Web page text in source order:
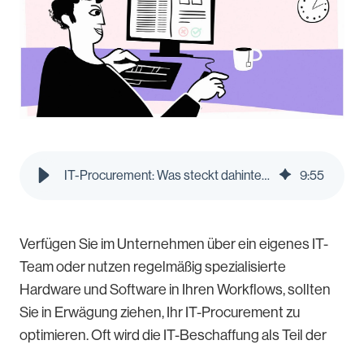
IT-Procurement: Was steckt dahinter? | Pleo Blog 9:55
Verfügen Sie im Unternehmen über ein eigenes IT-
Team oder nutzen regelmäßig spezialisierte
Hardware und Software in Ihren Workflows, sollten
Sie in Erwägung ziehen, Ihr IT-Procurement zu
optimieren. Oft wird die IT-Beschaffung als Teil der